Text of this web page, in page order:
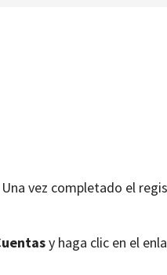
vez completado el
y haga clic en el